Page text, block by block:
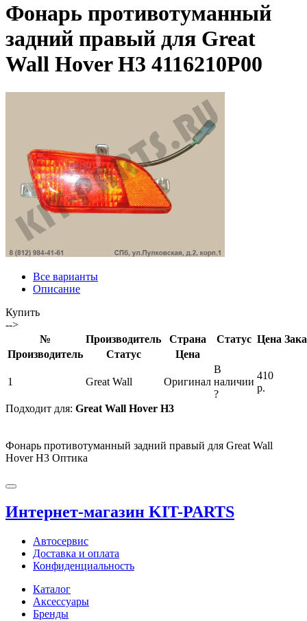
Фонарь противотуманный
задний правый для Great
Wall Hover H3 4116210P00
Все варианты
Описание
Купить
-->
№
Производитель Страна Статус Цена
Производитель
Статус Цена
1 Great Wall Оригинал
В
наличии
?
410
р.
Подходит для: Great Wall Hover H3
Фонарь противотуманный задний правый для Great Wall
Hover H3 Оптика
Интернет-магазин KIT-PARTS
Автосервис
Доставка и оплата
Конфиденциальность
Каталог
Аксессуары
Бренды